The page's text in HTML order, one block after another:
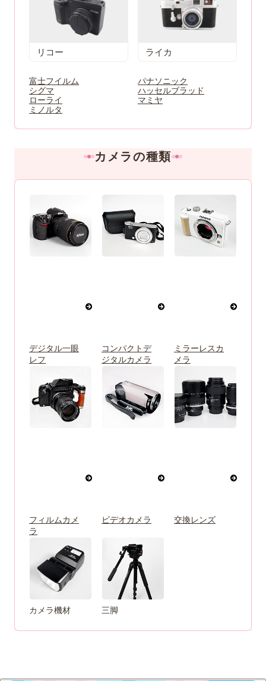
リコー ライカ
富士フイルム
パナソニック
シグマ
ハッセルブラッド
ローライ
マミヤ
ミノルタ
カメラの種類
デジタル一眼
レフ
コンパクトデ
ジタルカメラ
ミラーレスカ
メラ
フィルムカメ
ラ
ビデオカメラ 交換レンズ
カメラ機材 三脚